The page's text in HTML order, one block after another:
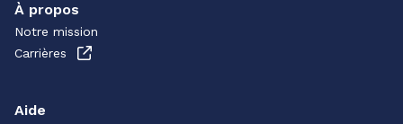
À propos
Notre mission
Carrières
Aide